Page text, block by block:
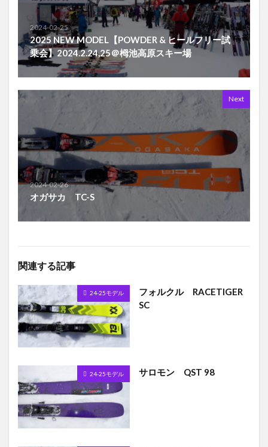
2024-02-25
2025 NEW MODEL【POWDER & ヒールフリー試
乗会】2024.2.24,25＠栂池高原スキー場
Next
2024-02-26
オガサカ TC-S
関連する記事
24-25モデル
フォルクル RACETIGER
SC
24-25モデル サロモン QST 98